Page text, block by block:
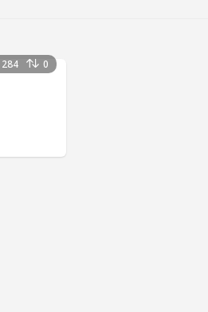
284 0